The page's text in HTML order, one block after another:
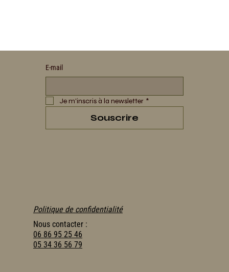
Nous contacter :
06 86 95 25 46
05 34 36 56 79
E‑mail
Je m'inscris à la newsletter *
Souscrire
Politique de confidentialité